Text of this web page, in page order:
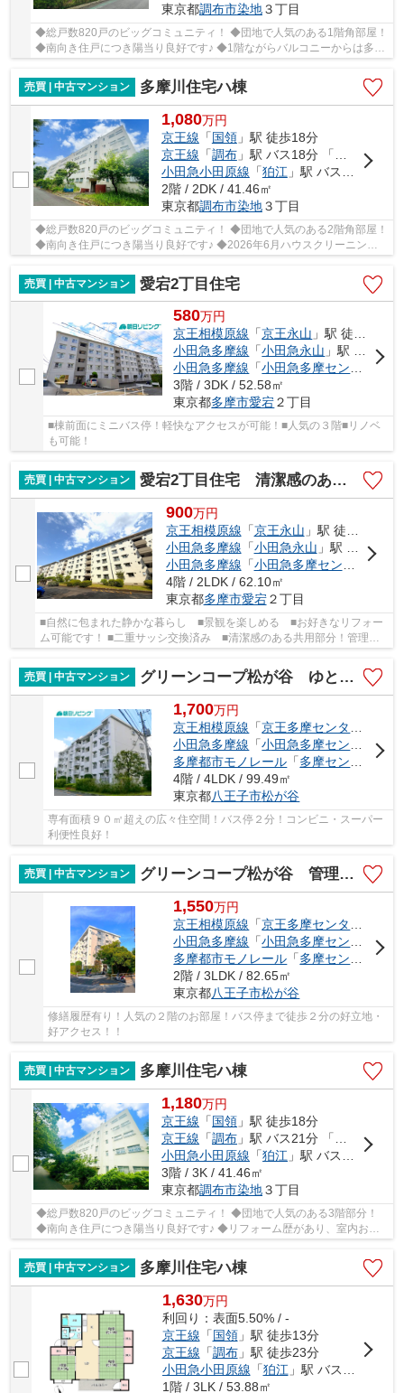
東京都調布市染地３丁目
◆総戸数820戸のビッグコミュニティ！ ◆団地で人気のある1階角部屋！
◆南向き住戸につき陽当り良好です♪ ◆1階ながらバルコニーからは多摩
川住宅の緑溢れる景観が望めます ◆室内収納が豊...
売買 | 中古マンション
多摩川住宅ハ棟
1,080万円
京王線 「国領」駅 徒歩18分
京王線 「調布」駅 バス18分 「公園前」 停歩2分
小田急小田原線 「狛江 」駅 バス11分 「多摩川住宅中央」 停歩4分
2階 / 2DK / 41.46㎡
東京都調布市染地３丁目
◆総戸数820戸のビッグコミュニティ！ ◆団地で人気のある2階角部屋！
◆南向き住戸につき陽当り良好です♪ ◆2026年6月ハウスクリーニング
実施済！ ◆南面棟との距離が広く開放感のある眺望...
売買 | 中古マンション
愛宕2丁目住宅
580万円
京王相模原線 「京王永山 」駅 徒歩20分
小田急多摩線 「小田急永山 」駅 徒歩20分
小田急多摩線 「小田急多摩センター
」駅
3階 / 3DK / 52.58㎡
東京都多摩市愛宕２丁目
■棟前面にミニバス停！軽快なアクセスが可能！■人気の３階■リノベ
も可能！
売買 | 中古マンション 愛宕2丁目住宅 清潔感のある共用部分！管理体制良好！
900万円
京王相模原線 「京王永山 」駅 徒歩17分
小田急多摩線 「小田急永山 」駅 バス10分 「児童公園前（多摩市）」 停歩2分
小田急多摩線 「小田急多摩センター
」駅
4階 / 2LDK / 62.10㎡
東京都多摩市愛宕２丁目
■自然に包まれた静かな暮らし ■景観を楽しめる ■お好きなリフォー
ム可能です！ ■二重サッシ交換済み ■清潔感のある共用部分！管理も
売買 | 中古マンション
グリーンコープ松が谷 ゆとりある住空間と生活利便性が魅力！
1,700万円
京王相模原線 「京王多摩センター
小田急多摩線 「小田急多摩センター
」駅
多摩都市モノレール 「多摩センター
」駅
4階 / 4LDK / 99.49㎡
東京都八王子市松が谷
専有面積９０㎡超えの広々住空間！バス停２分！コンビニ・スーパー
利便性良好！
売買 | 中古マンション グリーンコープ松が谷 管理体制良好！自然を享受できる住環境！
1,550万円
京王相模原線 「京王多摩センター
小田急多摩線 「小田急多摩センター
」駅
多摩都市モノレール 「多摩センター
」駅
2階 / 3LDK / 82.65㎡
東京都八王子市松が谷
修繕履歴有り！人気の２階のお部屋！バス停まで徒歩２分の好立地・
好アクセス！！
売買 | 中古マンション 多摩川住宅ハ棟
1,180万円
京王線 「国領 」駅 徒歩18分
京王線 「調布 」駅 バス21分 「調布第三中学校」 停歩3分
小田急小田原線 「狛江 」駅 バス11分 「多摩川住宅中央」 停歩5分
3階 / 3K / 41.46㎡
東京都調布市染地３丁目
◆総戸数820戸のビッグコミュニティ！ ◆団地で人気のある3階部分！
◆南向き住戸につき陽当り良好です♪ ◆リフォーム歴があり、室内お綺
麗です♪ ◆押入れが4か所、バルコニー収納もあり充...
売買 | 中古マンション
多摩川住宅ハ棟
1,630万円
利回り：表面5.50% / -
京王線 「国領」駅 徒歩13分
京王線 「調布」駅 徒歩23分
小田急小田原線 「狛江 」駅 バス11分 「多摩川住宅中央」 停歩8分
1階 / 3LK / 53.88㎡